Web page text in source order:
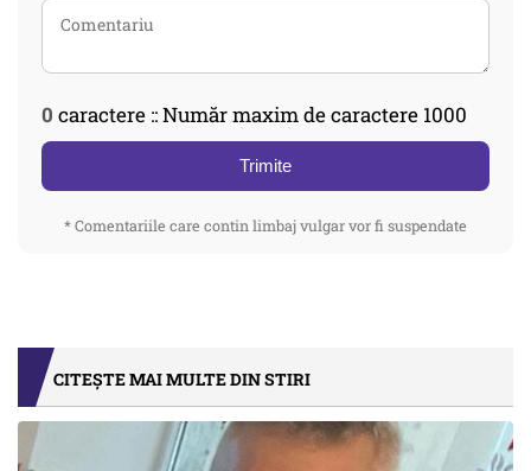
0 caractere :: Număr maxim de caractere 1000
Trimite
* Comentariile care contin limbaj vulgar vor fi suspendate
CITEȘTE MAI MULTE DIN STIRI